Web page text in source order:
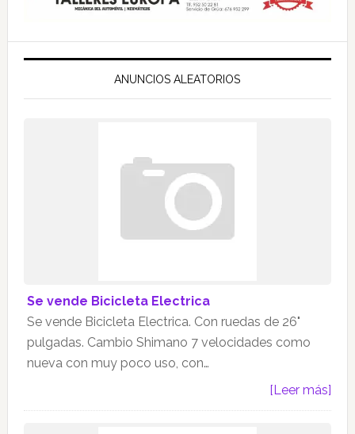
ANUNCIOS ALEATORIOS
Se vende Bicicleta Electrica
Se vende Bicicleta Electrica. Con ruedas de 26"
pulgadas. Cambio Shimano 7 velocidades como
nueva con muy poco uso, con…
[Leer más]